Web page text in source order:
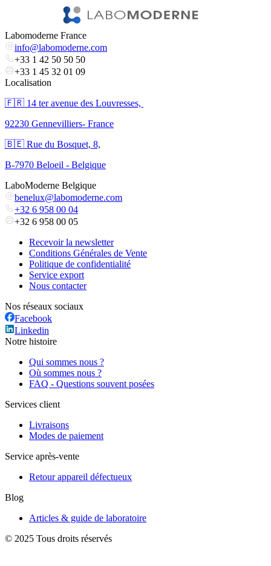
Labomoderne France
info@labomoderne.com
+33 1 42 50 50 50
+33 1 45 32 01 09
Localisation
🇫🇷 ​14 ter avenue des Louvresses,
92230 Gennevilliers- France
🇧🇪 Rue du Bosquet, 8,
B-7970 Beloeil - Belgique
LaboModerne Belgique
benelux@labomoderne.com
+32 6 958 00 04
+32 6 958 00 05
Recevoir la newsletter
Conditions Générales de Vente
Politique de confidentialité
Service export
Nous contacter
Nos réseaux sociaux
Facebook
Linkedin
Notre histoire
Qui sommes nous ?
Où sommes nous ?
FAQ - Questions souvent posées
Services client
Livraisons
Modes de paiement
Service après-vente
Retour appareil défectueux
Blog
Articles & guide de laboratoire
© 2025 Tous droits réservés